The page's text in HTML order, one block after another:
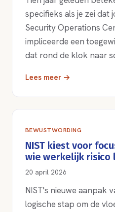
specifieks als je zei dat
Security Operations
impliceerde een
dat rond de klok naar
Lees meer →
BEWUSTWORDING
NIST kiest voor
wie werkelijk risico
20 april 2026
NIST's nieuwe aanpak
logische stap om de